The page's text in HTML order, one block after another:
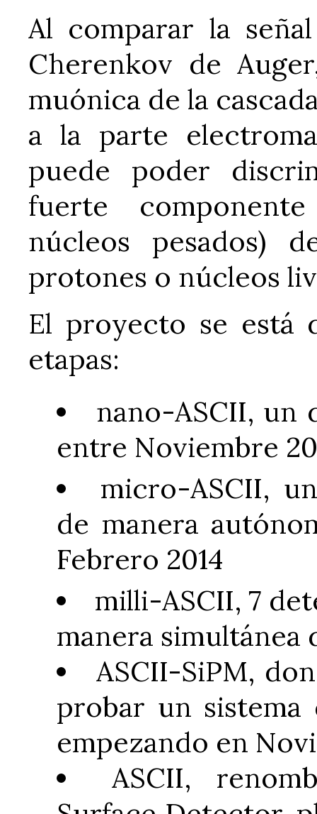
Al comparar la
Cherenkov de
muónica de la
a la parte
puede poder
fuerte
núcleos pesados)
protones o núcleos
El proyecto se está
etapas:
nano-ASCII, un
entre Noviembre
micro-ASCII,
de manera
Febrero 2014
milli-ASCII, 7
manera simultánea
ASCII-SiPM,
probar un sistema
empezando en
ASCII,